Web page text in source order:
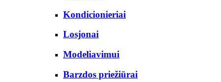
Kondicionieriai
Losjonai
Modeliavimui
Barzdos priežiūrai